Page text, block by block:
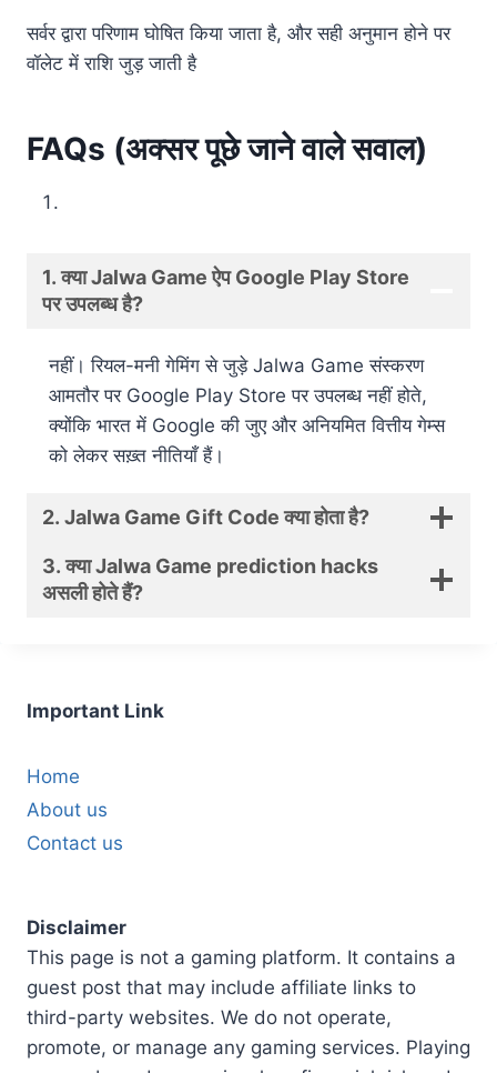
सर्वर द्वारा परिणाम घोषित किया जाता है, और सही अनुमान होने पर
वॉलेट में राशि जुड़ जाती है
FAQs (अक्सर पूछे जाने वाले सवाल)
1. क्या Jalwa Game ऐप Google Play Store
पर उपलब्ध है?
नहीं। रियल-मनी गेमिंग से जुड़े Jalwa Game संस्करण
आमतौर पर Google Play Store पर उपलब्ध नहीं होते,
क्योंकि भारत में Google की जुए और अनियमित वित्तीय गेम्स
को लेकर सख़्त नीतियाँ हैं।
2. Jalwa Game Gift Code क्या होता है?
3. क्या Jalwa Game prediction hacks
असली होते हैं?
Important Link
Home
About us
Contact us
Disclaimer
This page is not a gaming platform. It contains a
guest post that may include affiliate links to
third-party websites. We do not operate,
promote, or manage any gaming services. Playing